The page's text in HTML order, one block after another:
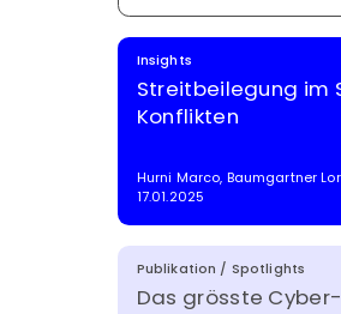
Insights
Streitbeilegung im
Konflikten
Hurni Marco, Baumgartner
17.01.2025
Publikation / Spotlights
Das grösste